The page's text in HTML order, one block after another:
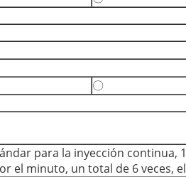
〇
para la inyección
el minuto, un total de 6 veces,